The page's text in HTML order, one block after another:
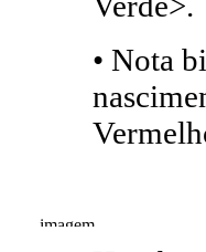
• Nota